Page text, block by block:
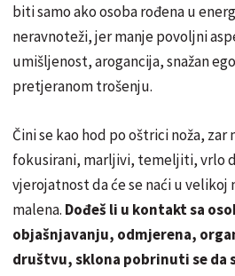
biti samo ako osoba rođena u
neravnoteži, jer manje povoljni
umišljenost, arogancija, snažan
pretjeranom trošenju.
Čini se kao hod po oštrici noža, zar
fokusirani, marljivi, temeljiti, vrlo
vjerojatnost da će se naći u velikoj
malena. Dođeš li u kontakt sa
objašnjavanju, odmjerena,
društvu, sklona pobrinuti se da